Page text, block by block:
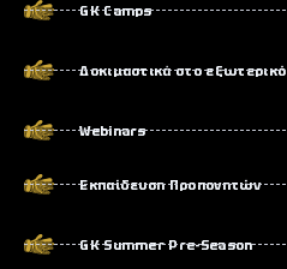
GK Camps
Δοκιμαστικά στο εξωτερικό
Webinars
Εκπαίδευση Προπονητών
GK Summer Pre-Season